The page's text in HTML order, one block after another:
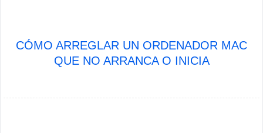
CÓMO ARREGLAR UN ORDENADOR MAC
QUE NO ARRANCA O INICIA